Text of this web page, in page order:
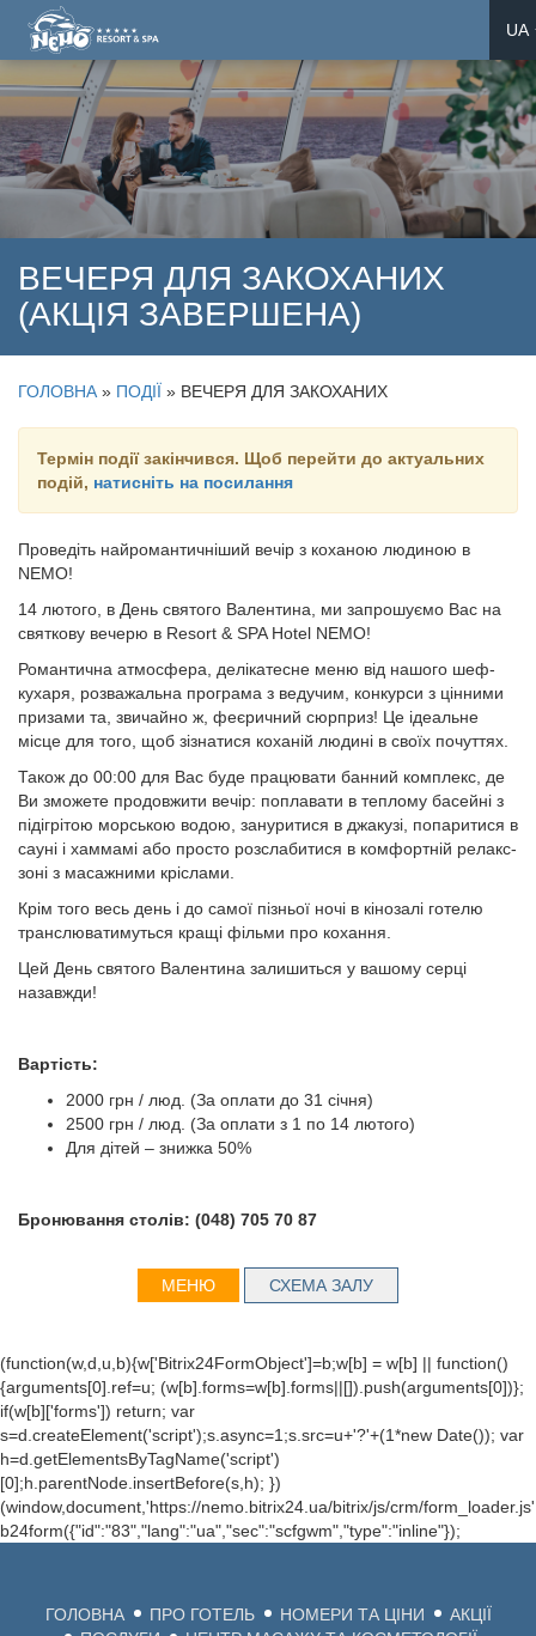
UA
EN
DE
ВЕЧЕРЯ ДЛЯ ЗАКОХАНИХ
(АКЦІЯ ЗАВЕРШЕНА)
ГОЛОВНА » ПОДІЇ » ВЕЧЕРЯ ДЛЯ ЗАКОХАНИХ
Термін події закінчився. Щоб перейти до актуальних
подій, натисніть на посилання
Проведіть найромантичніший вечір з коханою людиною в
NEMO!
14 лютого, в День святого Валентина, ми запрошуємо Вас на
святкову вечерю в Resort & SPA Hotel NEMO!
Романтична атмосфера, делікатесне меню від нашого шеф-
кухаря, розважальна програма з ведучим, конкурси з цінними
призами та, звичайно ж, феєричний сюрприз! Це ідеальне
місце для того, щоб зізнатися коханій людині в своїх почуттях.
Також до 00:00 для Вас буде працювати банний комплекс, де
Ви зможете продовжити вечір: поплавати в теплому басейні з
підігрітою морською водою, зануритися в джакузі, попаритися в
сауні і хаммамі або просто розслабитися в комфортній релакс-
зоні з масажними кріслами.
Крім того весь день і до самої пізньої ночі в кінозалі готелю
транслюватимуться кращі фільми про кохання.
Цей День святого Валентина залишиться у вашому серці
назавжди!
Вартість:
2000 грн / люд. (За оплати до 31 січня)
2500 грн / люд. (За оплати з 1 по 14 лютого)
Для дітей – знижка 50%
Бронювання столів: (048) 705 70 87
МЕНЮ СХЕМА ЗАЛУ
(function(w,d,u,b){w['Bitrix24FormObject']=b;w[b] = w[b] || function()
{arguments[0].ref=u; (w[b].forms=w[b].forms||[]).push(arguments[0])};
if(w[b]['forms']) return; var
s=d.createElement('script');s.async=1;s.src=u+'?'+(1*new Date()); var
h=d.getElementsByTagName('script')
[0];h.parentNode.insertBefore(s,h); })
(window,document,'https://nemo.bitrix24.ua/bitrix/js/crm/
b24form({"id":"83","lang":"ua","sec":"scfgwm","type":"inline"});
ГОЛОВНА ПРО ГОТЕЛЬ НОМЕРИ ТА ЦІНИ
АКЦІЇ